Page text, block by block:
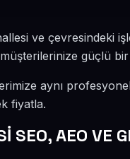
ve çevresindeki
güçlü
aynı
fiyatla.
AEO VE